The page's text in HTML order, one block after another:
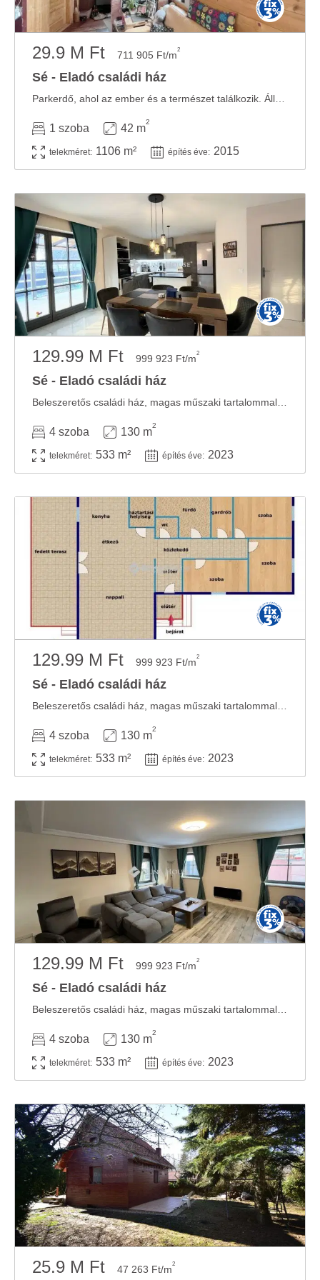
29.9 M Ft 711 905 Ft/m2
Sé - Eladó családi ház
1 szoba 42 m
2
telekméret: 1106 m² építés éve: 2015
129.99 M Ft 999 923 Ft/m2
Sé - Eladó családi ház
4 szoba 130 m
2
telekméret: 533 m² építés éve: 2023
129.99 M Ft 999 923 Ft/m2
Sé - Eladó családi ház
4 szoba 130 m
2
telekméret: 533 m² építés éve: 2023
129.99 M Ft 999 923 Ft/m2
Sé - Eladó családi ház
4 szoba 130 m
2
telekméret: 533 m² építés éve: 2023
25.9 M Ft 47 263 Ft/m2